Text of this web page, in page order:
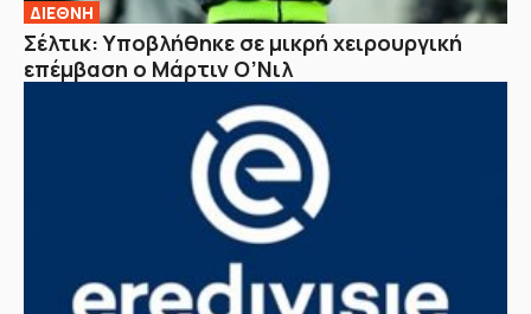
ΔΙΕΘΝΗ
Σέλτικ: Υποβλήθηκε σε μικρή χειρουργική
επέμβαση ο Μάρτιν Ο’Νιλ